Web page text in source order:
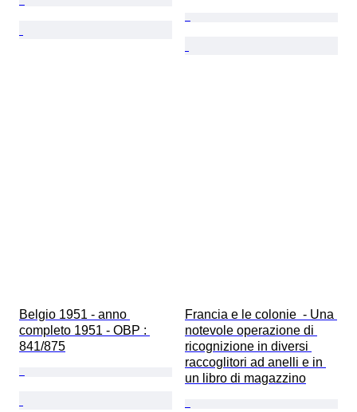
Belgio 1951 - anno
completo 1951 - OBP :
841/875
Francia e le colonie  - Una
notevole operazione di
ricognizione in diversi
raccoglitori ad anelli e in
un libro di magazzino